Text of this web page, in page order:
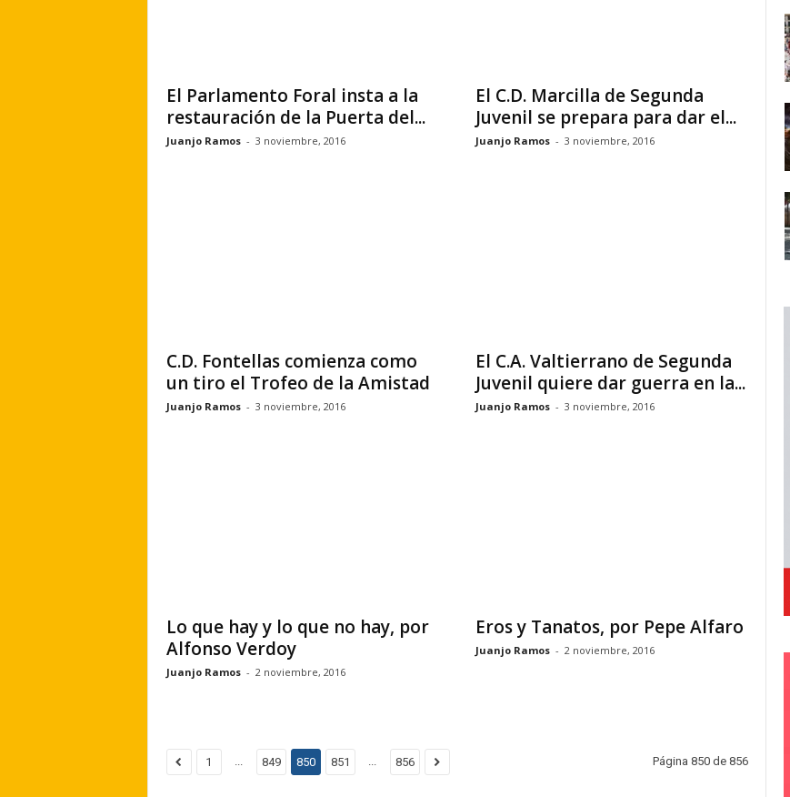
El Parlamento Foral insta a la
restauración de la Puerta del...
Juanjo Ramos - 3 noviembre, 2016
El C.D. Marcilla de Segunda
Juvenil se prepara para dar el...
Juanjo Ramos - 3 noviembre, 2016
C.D. Fontellas comienza como
un tiro el Trofeo de la Amistad
Juanjo Ramos - 3 noviembre, 2016
El C.A. Valtierrano de Segunda
Juvenil quiere dar guerra en la...
Juanjo Ramos - 3 noviembre, 2016
Lo que hay y lo que no hay, por
Alfonso Verdoy
Juanjo Ramos - 2 noviembre, 2016
Eros y Tanatos, por Pepe Alfaro
Juanjo Ramos - 2 noviembre, 2016
1 ... 849 850 851 ... 856 Página 850 de 856